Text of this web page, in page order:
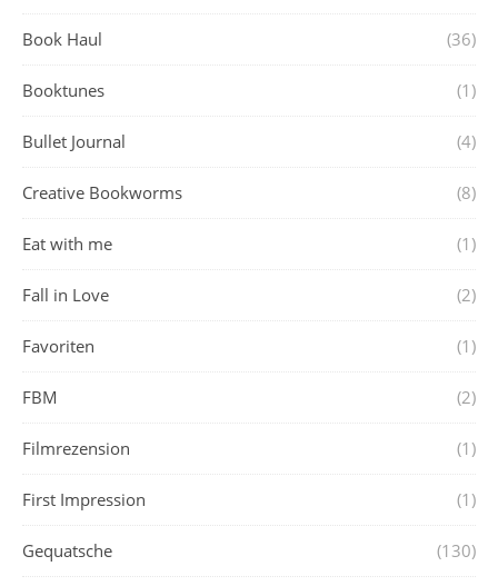
Book Haul (36)
Booktunes (1)
Bullet Journal (4)
Creative Bookworms (8)
Eat with me (1)
Fall in Love (2)
Favoriten (1)
FBM (2)
Filmrezension (1)
First Impression (1)
Gequatsche (130)